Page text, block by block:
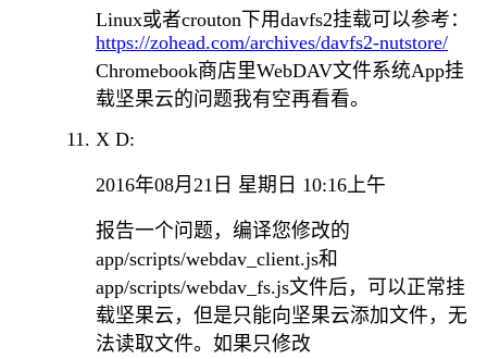
Linux或者crouton下用davfs2挂载可以参考：
https://zohead.com/archives/davfs2-nutstore/
Chromebook商店里WebDAV文件系统App挂
载坚果云的问题我有空再看看。
X D:
2016年08月21日 星期日 10:16上午
报告一个问题，编译您修改的
app/scripts/webdav_client.js和
app/scripts/webdav_fs.js文件后，可以正常挂
载坚果云，但是只能向坚果云添加文件，无
法读取文件。如果只修改